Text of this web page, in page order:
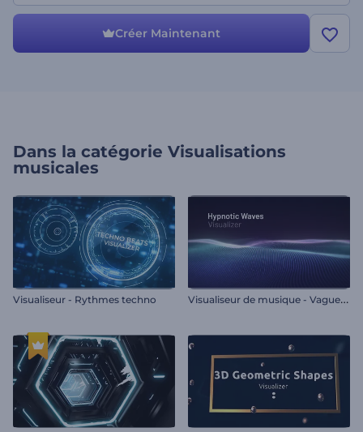
Créer Maintenant
Dans la catégorie Visualisations
musicales
Visualiseur - Rythmes techno V
isualiseur de musique - Vagues hypnotiques